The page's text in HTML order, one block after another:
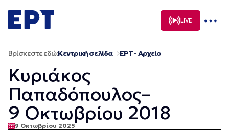
σε
περιεχόμενο
LIVE
Βρίσκεστε εδώ:Κεντρική σελίδα ΕΡΤ - Αρχείο
Κυριάκος
Παπαδόπουλος–
9 Οκτωβρίου 2018
9 Οκτωβρίου 2025